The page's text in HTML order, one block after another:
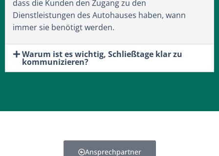
dass die Kunden den Zugang zu den
Dienstleistungen des Autohauses haben, wann
immer sie benötigt werden.
Warum ist es wichtig, Schließtage klar zu
kommunizieren?
Ansprechpartner